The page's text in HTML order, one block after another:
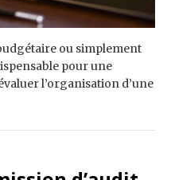
ou simplement
pour une
l’organisation d’une